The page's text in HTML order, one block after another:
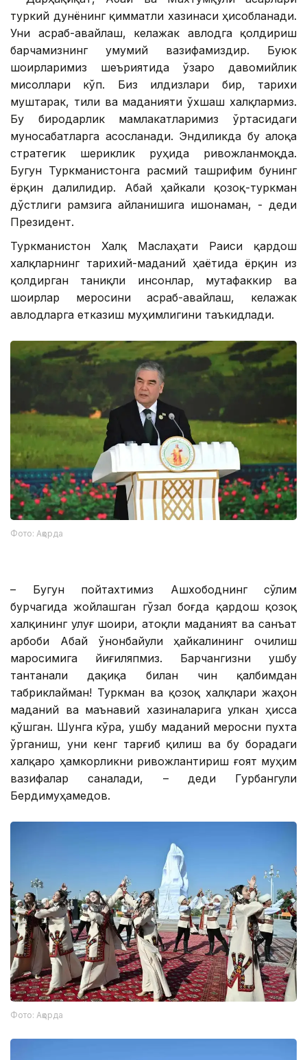
туркий дунёнинг қимматли хазинаси ҳисобланади.
Уни асраб-авайлаш, келажак авлодга қолдириш
барчамизнинг умумий вазифамиздир. Буюк
шоирларимиз шеъриятида ўзаро давомийлик
мисоллари кўп. Биз илдизлари бир, тарихи
муштарак, тили ва маданияти ўхшаш халқлармиз.
Бу биродарлик мамлакатларимиз ўртасидаги
муносабатларга асосланади. Эндиликда бу алоқа
стратегик шериклик руҳида ривожланмоқда.
Бугун Туркманистонга расмий ташрифим бунинг
ёрқин далилидир. Абай ҳайкали қозоқ-туркман
дўстлиги рамзига айланишига ишонаман, - деди
Президент.
Туркманистон Халқ Маслаҳати Раиси қардош
халқларнинг тарихий-маданий ҳаётида ёрқин из
қолдирган таниқли инсонлар, мутафаккир ва
шоирлар меросини асраб-авайлаш, келажак
авлодларга етказиш муҳимлигини таъкидлади.
Фото: Ақорда
– Бугун пойтахтимиз Ашхободнинг сўлим
бурчагида жойлашган гўзал боғда қардош қозоқ
халқининг улуғ шоири, атоқли маданият ва санъат
арбоби Абай Қўнонбайули ҳайкалининг очилиш
маросимига йиғиляпмиз. Барчангизни ушбу
тантанали дақиқа билан чин қалбимдан
табриклайман! Туркман ва қозоқ халқлари жаҳон
маданий ва маънавий хазиналарига улкан ҳисса
қўшган. Шунга кўра, ушбу маданий меросни пухта
ўрганиш, уни кенг тарғиб қилиш ва бу борадаги
халқаро ҳамкорликни ривожлантириш ғоят муҳим
вазифалар саналади, – деди Гурбангули
Бердимуҳамедов.
Фото: Ақорда